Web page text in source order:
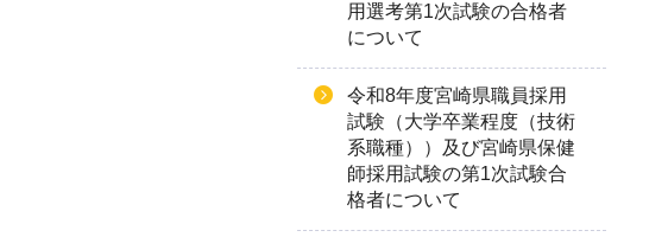
用選考第1次試験の合格者
について
令和8年度宮崎県職員採用
試験（大学卒業程度（技術
系職種））及び宮崎県保健
師採用試験の第1次試験合
格者について